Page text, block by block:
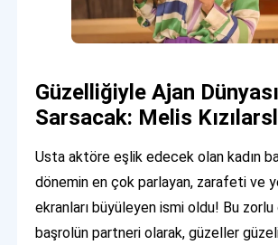
Güzelliğiyle Ajan
Sarsacak: Melis
Usta aktöre eşlik edecek olan kadın
dönemin en çok parlayan, zarafeti ve
ekranları büyüleyen ismi oldu! Bu
başrolün partneri olarak, güzeller